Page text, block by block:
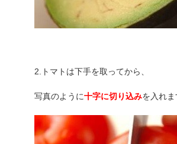
2.トマトは下手を取ってから、
写真のように十字に切り込みを入れ